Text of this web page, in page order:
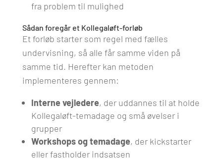
fra problem til mulighed
Sådan foregår et Kollegaløft-forløb
Et forløb starter som regel med fælles
undervisning, så alle får samme viden på
samme tid. Herefter kan metoden
implementeres gennem:
Interne vejledere, der uddannes til at holde
Kollegaløft-temadage og små øvelser i
grupper
Workshops og temadage, der kickstarter
eller fastholder indsatsen